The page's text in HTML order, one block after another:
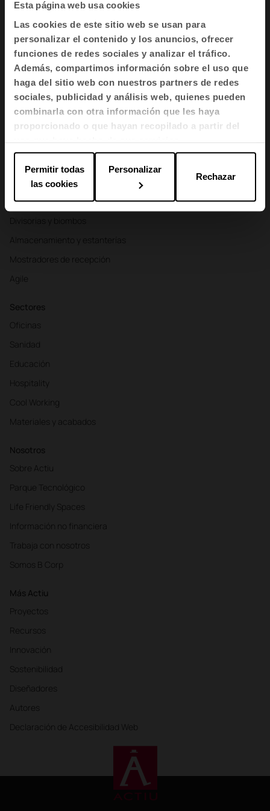
Esta página web usa cookies
Las cookies de este sitio web se usan para
personalizar el contenido y los anuncios, ofrecer
funciones de redes sociales y analizar el tráfico.
Además, compartimos información sobre el uso que
haga del sitio web con nuestros partners de redes
sociales, publicidad y análisis web, quienes pueden
combinarla con otra información que les haya
proporcionado o que hayan recopilado a partir del
uso que haya hecho de sus servicios.
Permitir todas
las cookies
Personalizar
Rechazar
Productos
Asientos
Sillones y sofás
Cabinas
Almacenamiento y estanterías
Mostradores de recepción
Agile
Sectores
Oficinas
Sanidad
Educación
Hospitality
Cool Working
Materiales y acabados
Nosotros
Sobre Actiu
Parque Tecnológico
Life Friendly Spaces
Información no financiera
Trabaja con nosotros
Somos B Corp
Más Actiu
Proyectos
Recursos
Innovación
Sostenibilidad
Diseñadores
Autores
Declaración de Accesibilidad Web
Suscribirme
He leído y acepto la Política de Privacidad
ES